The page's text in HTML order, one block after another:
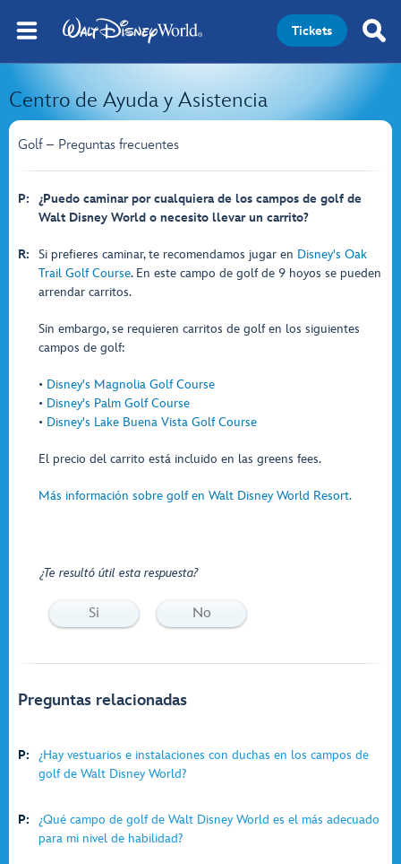
Tickets
Centro de Ayuda y Asistencia
Golf – Preguntas frecuentes
P:
¿Puedo caminar por cualquiera de los campos de golf de
Walt Disney World o necesito llevar un carrito?
R: Si prefieres caminar, te recomendamos jugar en Disney's Oak
Trail Golf Course. En este campo de golf de 9 hoyos se pueden
arrendar carritos.
Sin embargo, se requieren carritos de golf en los siguientes
campos de golf:
• Disney's Magnolia Golf Course
• Disney's Palm Golf Course
• Disney's Lake Buena Vista Golf Course
El precio del carrito está incluido en las greens fees.
Más información sobre golf en Walt Disney World Resort.
¿Te resultó útil esta respuesta?
Si No
Preguntas relacionadas
P:
¿Hay vestuarios e instalaciones con duchas en los campos de
golf de Walt Disney World?
P:
¿Qué campo de golf de Walt Disney World es el más adecuado
para mi nivel de habilidad?